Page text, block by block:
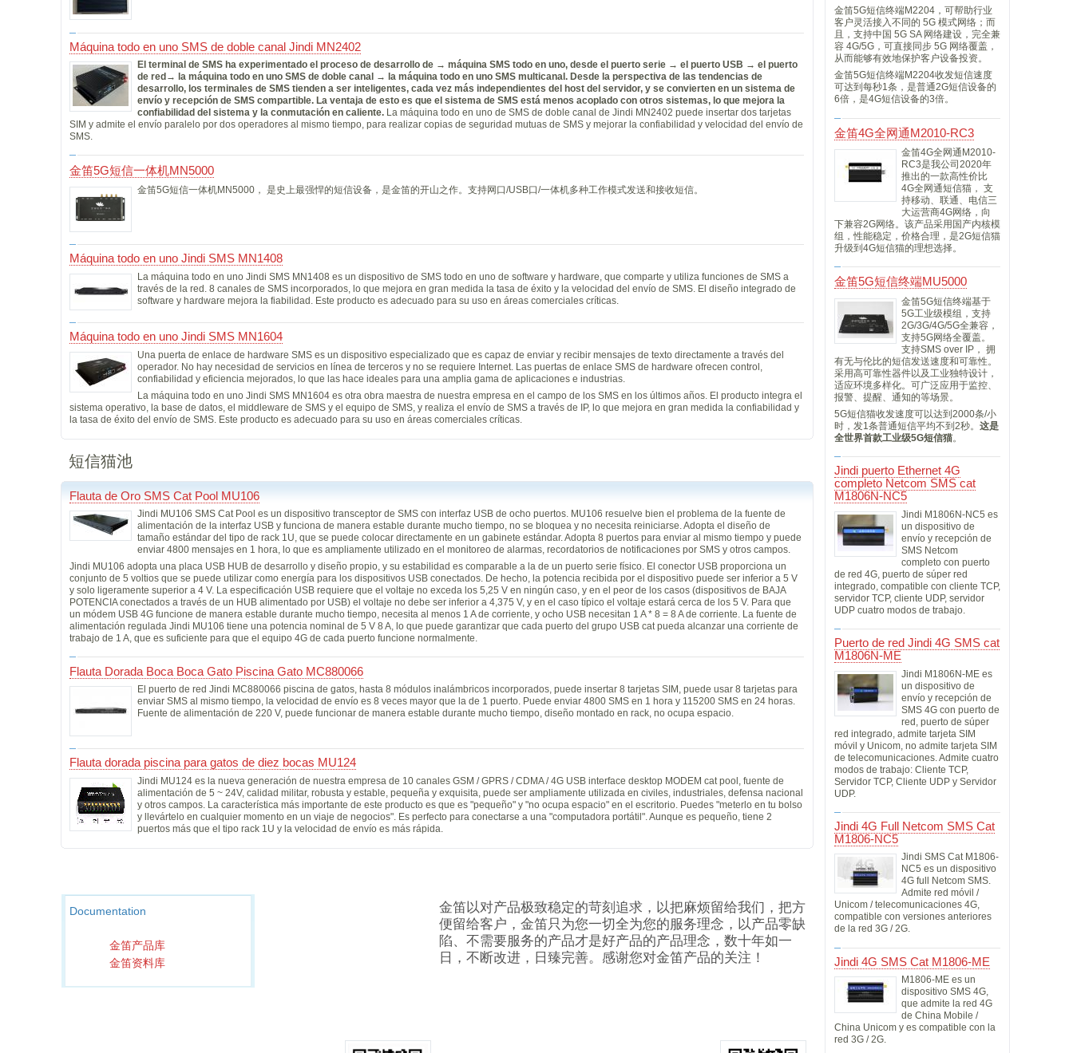
Máquina todo en uno SMS de doble canal Jindi MN2402
El terminal de SMS ha experimentado el proceso de desarrollo de → máquina SMS todo en uno, desde el puerto serie → el puerto USB → el puerto
de red→ la máquina todo en uno SMS de doble canal → la máquina todo en uno SMS multicanal . Desde la perspectiva de las tendencias de
desarrollo, los terminales de SMS tienden a ser inteligentes, cada vez más independientes del host del servidor, y se convierten en un sistema de
envío y recepción de SMS compartible. La ventaja de esto es que el sistema de SMS está menos acoplado con otros sistemas, lo que mejora la
confiabilidad del sistema y la conmutación en caliente. La máquina todo en uno de SMS de doble canal de Jindi MN2402 puede insertar dos tarjetas
SIM y admite el envío paralelo por dos operadores al mismo tiempo, para realizar copias de seguridad mutuas de SMS y mejorar la confiabilidad y velocidad del envío de
SMS.
金笛5G短信一体机MN5000
金笛5G短信一体机MN5000， 是史上最强悍的短信设备，是金笛的开山之作。支持网口/USB口/一体机多种工作模式发送和接收短信。
Máquina todo en uno Jindi SMS MN1408
La máquina todo en uno Jindi SMS MN1408 es un dispositivo de SMS todo en uno de software y hardware, que comparte y utiliza funciones de SMS a
través de la red. 8 canales de SMS incorporados, lo que mejora en gran medida la tasa de éxito y la velocidad del envío de SMS. El diseño integrado de
software y hardware mejora la fiabilidad. Este producto es adecuado para su uso en áreas comerciales críticas.
Máquina todo en uno Jindi SMS MN1604
Una puerta de enlace de hardware SMS es un dispositivo especializado que es capaz de enviar y recibir mensajes de texto directamente a través del
operador. No hay necesidad de servicios en línea de terceros y no se requiere Internet. Las puertas de enlace SMS de hardware ofrecen control,
confiabilidad y eficiencia mejorados, lo que las hace ideales para una amplia gama de aplicaciones e industrias.
La máquina todo en uno Jindi SMS MN1604 es otra obra maestra de nuestra empresa en el campo de los SMS en los últimos años. El producto integra el
sistema operativo, la base de datos, el middleware de SMS y el equipo de SMS, y realiza el envío de SMS a través de IP, lo que mejora en gran medida la confiabilidad y
la tasa de éxito del envío de SMS. Este producto es adecuado para su uso en áreas comerciales críticas.
短信猫池
Flauta de Oro SMS Cat Pool MU106
Jindi MU106 SMS Cat Pool es un dispositivo transceptor de SMS con interfaz USB de ocho puertos. MU106 resuelve bien el problema de la fuente de
alimentación de la interfaz USB y funciona de manera estable durante mucho tiempo, no se bloquea y no necesita reiniciarse. Adopta el diseño de
tamaño estándar del tipo de rack 1U, que se puede colocar directamente en un gabinete estándar. Adopta 8 puertos para enviar al mismo tiempo y puede
enviar 4800 mensajes en 1 hora, lo que es ampliamente utilizado en el monitoreo de alarmas, recordatorios de notificaciones por SMS y otros campos.
Jindi MU106 adopta una placa USB HUB de desarrollo y diseño propio, y su estabilidad es comparable a la de un puerto serie físico. El conector USB proporciona un
conjunto de 5 voltios que se puede utilizar como energía para los dispositivos USB conectados. De hecho, la potencia recibida por el dispositivo puede ser inferior a 5 V
y solo ligeramente superior a 4 V. La especificación USB requiere que el voltaje no exceda los 5,25 V en ningún caso, y en el peor de los casos (dispositivos de BAJA
POTENCIA conectados a través de un HUB alimentado por USB) el voltaje no debe ser inferior a 4,375 V, y en el caso típico el voltaje estará cerca de los 5 V. Para que
un módem USB 4G funcione de manera estable durante mucho tiempo, necesita al menos 1 A de corriente, y ocho USB necesitan 1 A * 8 = 8 A de corriente. La fuente de
alimentación regulada Jindi MU106 tiene una potencia nominal de 5 V 8 A, lo que puede garantizar que cada puerto del grupo USB cat pueda alcanzar una corriente de
trabajo de 1 A, que es suficiente para que el equipo 4G de cada puerto funcione normalmente.
Flauta Dorada Boca Boca Gato Piscina Gato MC880066
El puerto de red Jindi MC880066 piscina de gatos, hasta 8 módulos inalámbricos incorporados, puede insertar 8 tarjetas SIM, puede usar 8 tarjetas para
enviar SMS al mismo tiempo, la velocidad de envío es 8 veces mayor que la de 1 puerto. Puede enviar 4800 SMS en 1 hora y 115200 SMS en 24 horas.
Fuente de alimentación de 220 V, puede funcionar de manera estable durante mucho tiempo, diseño montado en rack, no ocupa espacio.
Flauta dorada piscina para gatos de diez bocas MU124
Jindi MU124 es la nueva generación de nuestra empresa de 10 canales GSM / GPRS / CDMA / 4G USB interface desktop MODEM cat pool, fuente de
alimentación de 5 ~ 24V, calidad militar, robusta y estable, pequeña y exquisita, puede ser ampliamente utilizada en civiles, industriales, defensa nacional
y otros campos. La característica más importante de este producto es que es "pequeño" y "no ocupa espacio" en el escritorio. Puedes "meterlo en tu bolso
y llevártelo en cualquier momento en un viaje de negocios". Es perfecto para conectarse a una "computadora portátil". Aunque es pequeño, tiene 2
puertos más que el tipo rack 1U y la velocidad de envío es más rápida.
Documentation
金笛产品库
金笛资料库
金笛以对产品极致稳定的苛刻追求，以把麻烦留给我们，把方
便留给客户，金笛只为您一切全为您的服务理念，以产品零缺
陷、不需要服务的产品才是好产品的产品理念，数十年如一
日，不断改进，日臻完善。感谢您对金笛产品的关注！
金笛5G短信终端M2204，可帮助行业
客户灵活接入不同的 5G 模式网络；而
且，支持中国 5G SA 网络建设，完全兼
容 4G/5G，可直接同步 5G 网络覆盖，
从而能够有效地保护客户设备投资。
金笛5G短信终端M2204收发短信速度
可达到每秒1条，是普通2G短信设备的
6倍，是4G短信设备的3倍。
金笛4G全网通M2010-RC3
金笛4G全网通M2010-
RC3是我公司2020年
推出的一款高性价比
4G全网通短信猫， 支
持移动、联通、电信三
大运营商4G网络，向
下兼容2G网络。该产品采用国产内核模
组，性能稳定，价格合理，是2G短信猫
升级到4G短信猫的理想选择。
金笛5G短信终端MU5000
金笛5G短信终端基于
5G工业级模组，支持
2G/3G/4G/5G全兼容，
支持5G网络全覆盖。
支持SMS over IP， 拥
有无与伦比的短信发送速度和可靠性。
采用高可靠性器件以及工业独特设计，
适应环境多样化。可广泛应用于监控、
报警、提醒、通知的等场景。
5G短信猫收发速度可以达到2000条/小
时，发1条普通短信平均不到2秒。 这是
全世界首款工业级5G短信猫。
Jindi puerto Ethernet 4G
completo Netcom SMS cat
M1806N-NC5
Jindi M1806N-NC5 es
un dispositivo de
envío y recepción de
SMS Netcom
completo con puerto
de red 4G, puerto de súper red
integrado, compatible con cliente TCP,
servidor TCP, cliente UDP, servidor
UDP cuatro modos de trabajo.
Puerto de red Jindi 4G SMS cat
M1806N-ME
Jindi M1806N-ME es
un dispositivo de
envío y recepción de
SMS 4G con puerto de
red, puerto de súper
red integrado, admite tarjeta SIM
móvil y Unicom, no admite tarjeta SIM
de telecomunicaciones. Admite cuatro
modos de trabajo: Cliente TCP,
Servidor TCP, Cliente UDP y Servidor
UDP.
Jindi 4G Full Netcom SMS Cat
M1806-NC5
Jindi SMS Cat M1806-
NC5 es un dispositivo
4G full Netcom SMS.
Admite red móvil /
Unicom / telecomunicaciones 4G,
compatible con versiones anteriores
de la red 3G / 2G.
Jindi 4G SMS Cat M1806-ME
M1806-ME es un
dispositivo SMS 4G,
que admite la red 4G
de China Mobile /
China Unicom y es compatible con la
red 3G / 2G.